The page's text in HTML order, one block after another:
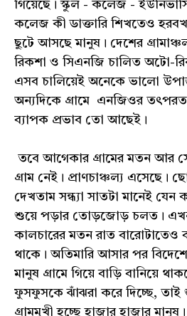
গিয়েছে। স্কুল - কলেজ -
কলেজ কী ডাক্তারি শিখতেও
ছুটে আসছে মানুষ। দেশের
রিকশা ও সিএনজি চালিত অটো-
এসব চালিয়েই অনেকে ভালো
অন্যদিকে গ্ৰামে এনজিওর তৎপরতা
ব্যাপক প্রভাব তো আছেই।
তবে আগেকার গ্ৰামের মতন আর
গ্রাম নেই। প্রাণচাঞ্চল্য এসেছে।
দেখতাম সন্ধ্যা সাতটা মানেই যেন
শুয়ে পড়ার তোড়জোড় চলত।
কালচারের মতন রাত
থাকে। অতিমারি আসার পর
মানুষ গ্ৰামে গিয়ে বাড়ি বানিয়ে
ফুসফুসকে ঝাঁঝরা করে দিচ্ছে, তাই
গ্ৰামমুখী হচ্ছে হাজার হাজার